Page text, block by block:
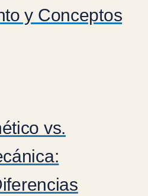
y Conceptos
vs.